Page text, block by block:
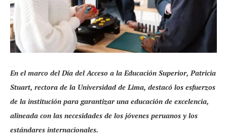
En el marco del Día del Acceso a la Educación Superior, Patricia
Stuart, rectora de la Universidad de Lima, destacó los esfuerzos
de la institución para garantizar una educación de excelencia,
alineada con las necesidades de los jóvenes peruanos y los
estándares internacionales.